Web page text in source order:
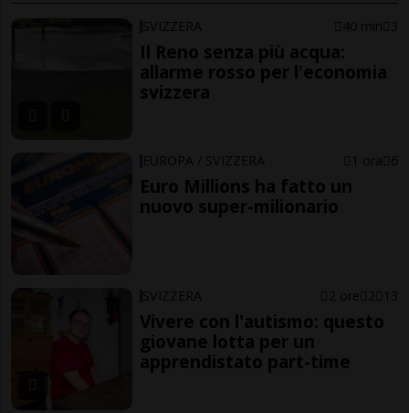
SVIZZERA 40 min 3
Il Reno senza più acqua:
allarme rosso per l'economia
svizzera
EUROPA / SVIZZERA 1 ora 6
Euro Millions ha fatto un
nuovo super-milionario
SVIZZERA 2 ore 2 13
Vivere con l'autismo: questo
giovane lotta per un
apprendistato part-time